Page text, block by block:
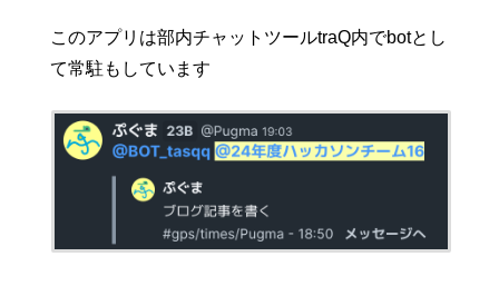
このアプリは部内チャットツールtraQ内でbotとし
て常駐もしています